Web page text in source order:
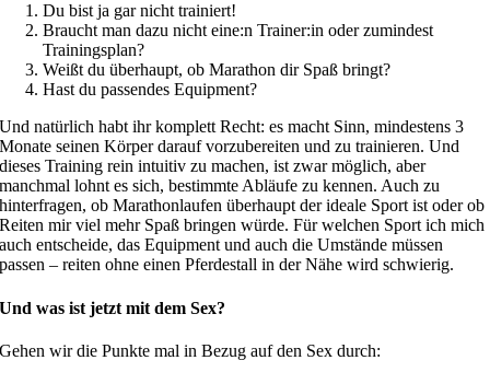
Du bist ja gar nicht trainiert!
Braucht man dazu nicht eine:n Trainer:in oder zumindest
Trainingsplan?
Weißt du überhaupt, ob Marathon dir Spaß bringt?
Hast du passendes Equipment?
Und natürlich habt ihr komplett Recht: es macht Sinn, mindestens 3
Monate seinen Körper darauf vorzubereiten und zu trainieren. Und
dieses Training rein intuitiv zu machen, ist zwar möglich, aber
manchmal lohnt es sich, bestimmte Abläufe zu kennen. Auch zu
hinterfragen, ob Marathonlaufen überhaupt der ideale Sport ist oder ob
Reiten mir viel mehr Spaß bringen würde. Für welchen Sport ich mich
auch entscheide, das Equipment und auch die Umstände müssen
passen – reiten ohne einen Pferdestall in der Nähe wird schwierig.
Und was ist jetzt mit dem Sex?
Gehen wir die Punkte mal in Bezug auf den Sex durch: